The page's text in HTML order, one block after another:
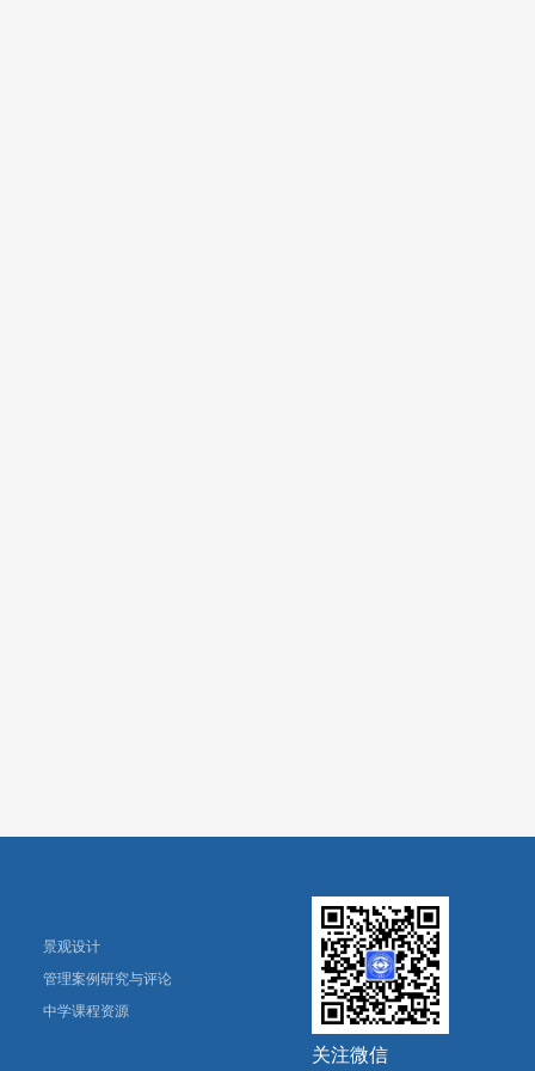
景观设计
管理案例研究与评论
中学课程资源
关注微信